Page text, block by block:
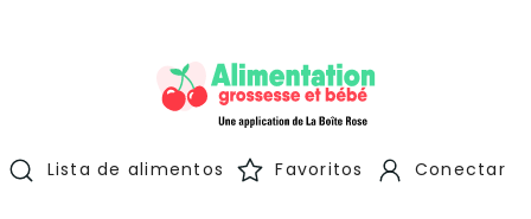
Lista de alimentos Favoritos Conectar